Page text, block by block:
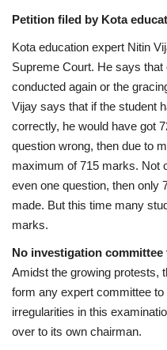
Petition filed by Kota
Kota education expert Nitin
Supreme Court. He says
conducted again or the
Vijay says that if the student
correctly, he would have got
question wrong, then due to
maximum of 715 marks. Not
even one question, then only
made. But this time many
marks.
No investigation committee
Amidst the growing protests,
form any expert committee
irregularities in this
over to its own chairman.